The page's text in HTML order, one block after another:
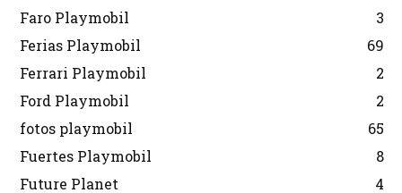
Faro Playmobil
3
Ferias Playmobil
69
Ferrari Playmobil
2
Ford Playmobil
2
fotos playmobil
65
Fuertes Playmobil
8
Future Planet
4